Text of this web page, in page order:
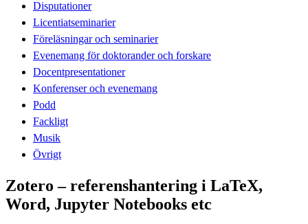
Disputationer
Licentiatseminarier
Föreläsningar och seminarier
Evenemang för doktorander och forskare
Docentpresentationer
Konferenser och evenemang
Podd
Fackligt
Musik
Övrigt
Zotero – referenshantering i LaTeX,
Word, Jupyter Notebooks etc